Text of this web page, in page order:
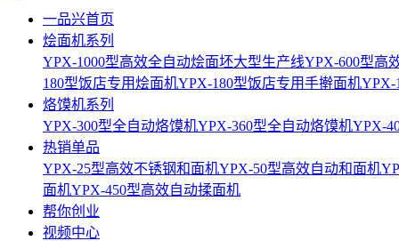
一品兴首页
烩面机系列
YPX-1000型高效全自动烩面坯大型生产线YPX-600型高
180型饭店专用烩面机YPX-180型饭店专用手擀面机YPX-
烙馍机系列
YPX-300型全自动烙馍机YPX-360型全自动烙馍机YPX-
热销单品
YPX-25型高效不锈钢和面机YPX-50型高效自动和面机
面机YPX-450型高效自动揉面机
帮你创业
视频中心